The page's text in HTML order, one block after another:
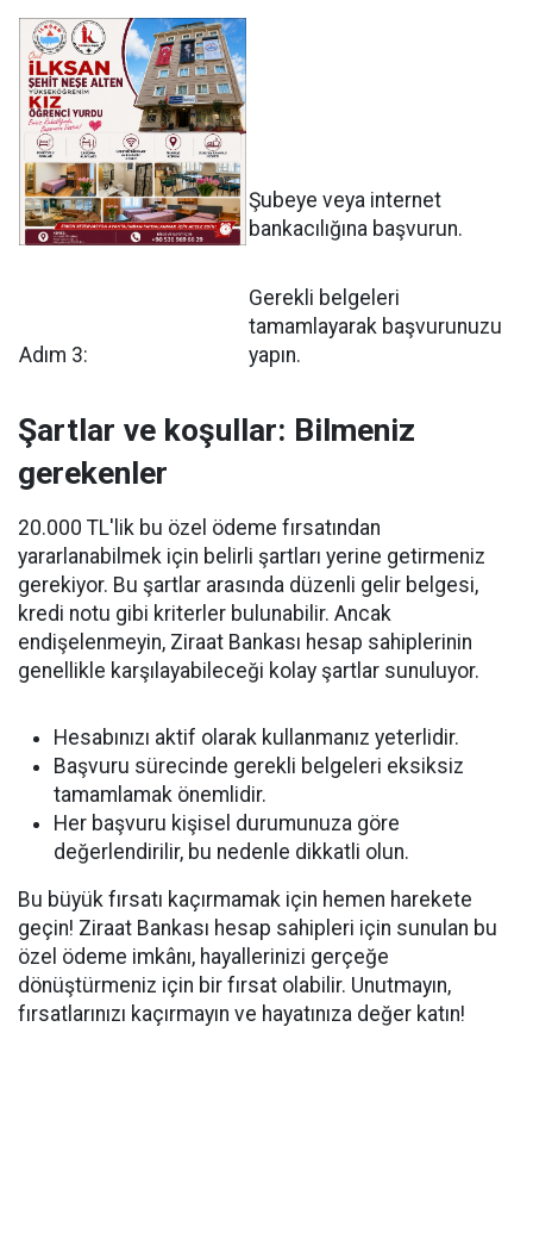
Şubeye veya internet
bankacılığına başvurun.
Adım 3:
Gerekli belgeleri
tamamlayarak başvurunuzu
yapın.
Şartlar ve koşullar: Bilmeniz
gerekenler
20.000 TL'lik bu özel ödeme fırsatından
yararlanabilmek için belirli şartları yerine getirmeniz
gerekiyor. Bu şartlar arasında düzenli gelir belgesi,
kredi notu gibi kriterler bulunabilir. Ancak
endişelenmeyin, Ziraat Bankası hesap sahiplerinin
genellikle karşılayabileceği kolay şartlar sunuluyor.
Hesabınızı aktif olarak kullanmanız yeterlidir.
Başvuru sürecinde gerekli belgeleri eksiksiz
tamamlamak önemlidir.
Her başvuru kişisel durumunuza göre
değerlendirilir, bu nedenle dikkatli olun.
Bu büyük fırsatı kaçırmamak için hemen harekete
geçin! Ziraat Bankası hesap sahipleri için sunulan bu
özel ödeme imkânı, hayallerinizi gerçeğe
dönüştürmeniz için bir fırsat olabilir. Unutmayın,
fırsatlarınızı kaçırmayın ve hayatınıza değer katın!